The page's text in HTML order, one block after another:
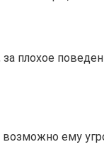
плохое
ему